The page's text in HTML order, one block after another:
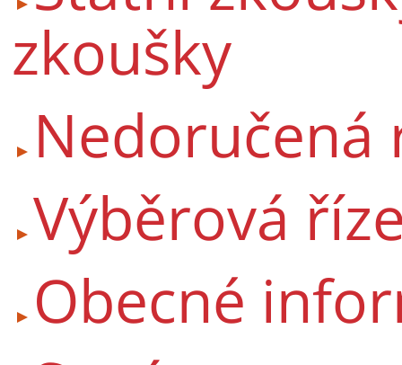
zkoušky
Výběrová
Obecné